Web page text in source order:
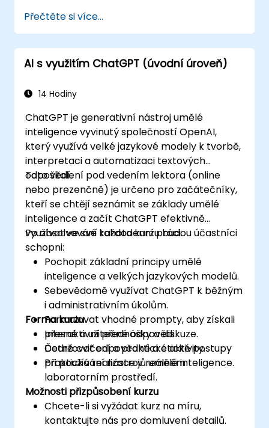
Přečtěte si více...
AI s využitím ChatGPT (úvodní úroveň)
14 Hodiny
ChatGPT je generativní nástroj umělé
inteligence vyvinutý společností OpenAI,
který využívá velké jazykové modely k tvorbě,
interpretaci a automatizaci textových
odpovědí.
Toto školení pod vedením lektora (online
nebo prezenčně) je určeno pro začátečníky,
kteří se chtějí seznámit se základy umělé
inteligence a začít ChatGPT efektivně
využívat ve své každodenní práci.
Po absolvování tohoto kurzu budou účastníci
schopni:
Pochopit základní principy umělé
inteligence a velkých jazykových modelů.
Sebevědomě využívat ChatGPT k běžným
i administrativním úkolům.
Formulovat vhodné prompty, aby získali
přesné a užitečné odpovědi.
Dodržovat odpovědné a etické postupy
při používání nástrojů umělé inteligence.
Forma kurzu
Interaktivní přednášky a diskuze.
Četné cvičení a praktické aktivity.
Praktická realizace v reálném
laboratorním prostředí.
Možnosti přizpůsobení kurzu
Chcete-li si vyžádat kurz na míru,
kontaktujte nás pro domluvení detailů.